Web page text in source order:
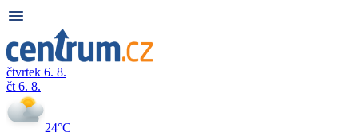
čtvrtek 6. 8.
čt 6. 8.
24°C